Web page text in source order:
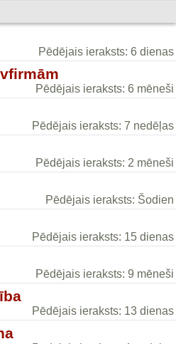
Pēdējais ieraksts: 6 dienas
Pēdējais ieraksts: 6 mēneši
Pēdējais ieraksts: 7 nedēļas
Pēdējais ieraksts: 2 mēneši
Pēdējais ieraksts: Šodien
Pēdējais ieraksts: 15 dienas
Pēdējais ieraksts: 9 mēneši
Pēdējais ieraksts: 13 dienas